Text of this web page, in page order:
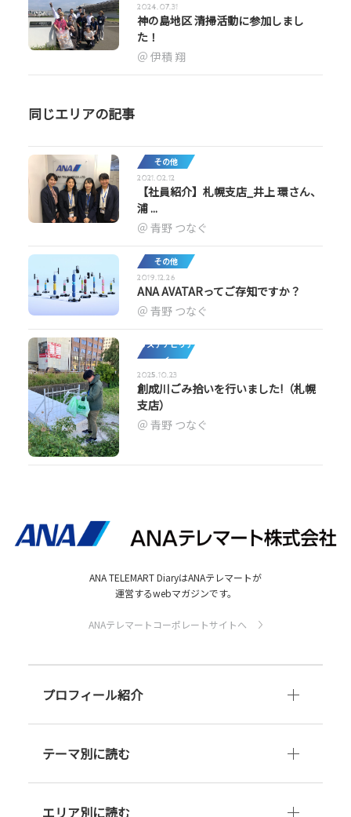
2024.07.31
神の島地区 清掃活動に参加しまし
た！
伊積 翔
同じエリアの記事
その他
2021.02.12
【社員紹介】札幌支店_井上 環さん、
浦 ...
青野 つなぐ
その他
2019.12.26
ANA AVATARってご存知ですか？
青野 つなぐ
サステナビリテ
ィ
2025.10.23
創成川ごみ拾いを行いました!（札幌
支店）
青野 つなぐ
ANA TELEMART DiaryはANAテレマートが
運営するwebマガジンです。
ANAテレマートコーポレートサイトへ
プロフィール紹介
テーマ別に読む
エリア別に読む